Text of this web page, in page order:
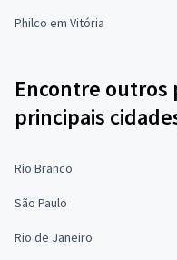
Philco em Vitória
Encontre outros
principais
Rio Branco
São Paulo
Rio de Janeiro